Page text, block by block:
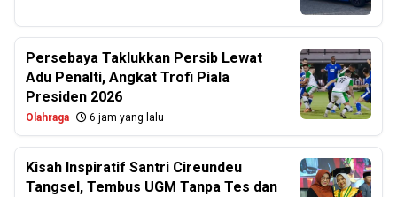
Persebaya Taklukkan Persib Lewat
Adu Penalti, Angkat Trofi Piala
Presiden 2026
Olahraga 6 jam yang lalu
Kisah Inspiratif Santri Cireundeu
Tangsel, Tembus UGM Tanpa Tes dan